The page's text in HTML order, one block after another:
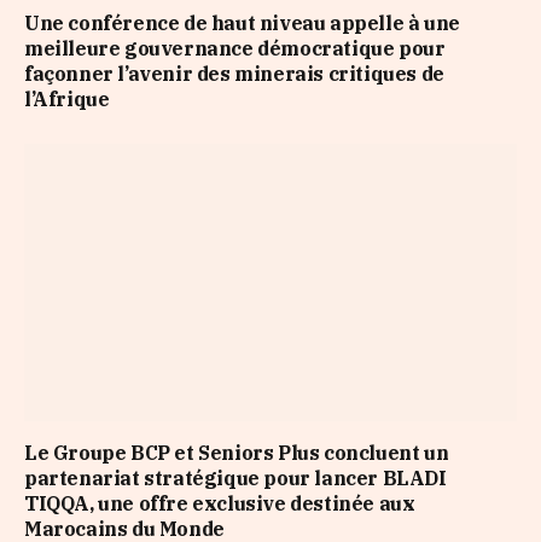
Une conférence de haut niveau appelle à une
meilleure gouvernance démocratique pour
façonner l’avenir des minerais critiques de
l’Afrique
Le Groupe BCP et Seniors Plus concluent un
partenariat stratégique pour lancer BLADI
TIQQA, une offre exclusive destinée aux
Marocains du Monde